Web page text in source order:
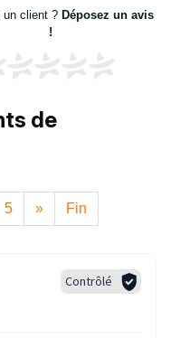
un client ? Déposez un avis
!
de
5 » Fin
Contrôlé